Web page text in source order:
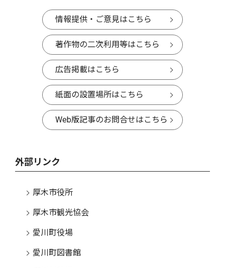
情報提供・ご意見はこちら
著作物の二次利用等はこちら
広告掲載はこちら
紙面の設置場所はこちら
Web版記事のお問合せはこちら
外部リンク
厚木市役所
厚木市観光協会
愛川町役場
愛川町図書館